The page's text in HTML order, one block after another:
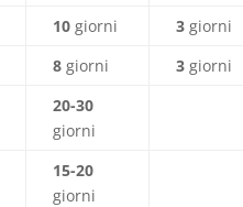
10giorni 3giorni
8giorni 3giorni
20-30
giorni
15-20
giorni